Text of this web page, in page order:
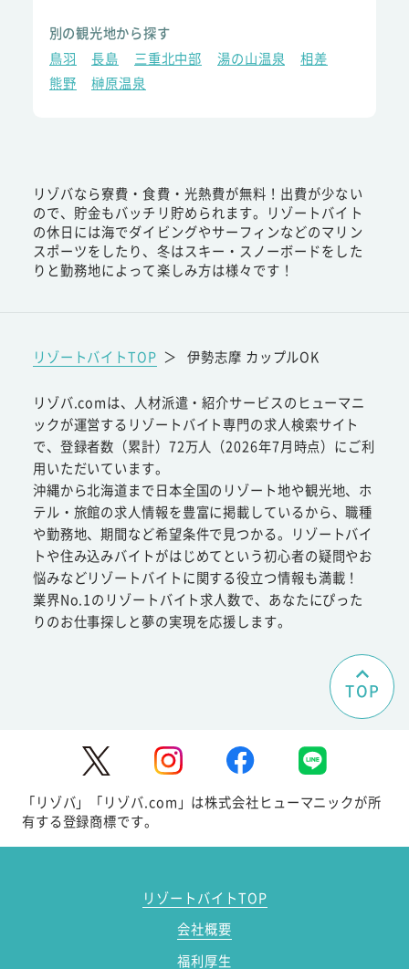
別の観光地から探す
鳥羽
長島 三重北中部 湯の山温泉
相差
熊野
榊原温泉
リゾバなら寮費・食費・光熱費が無料！出費が少ない
ので、貯金もバッチリ貯められます。リゾートバイト
の休日には海でダイビングやサーフィンなどのマリン
スポーツをしたり、冬はスキー・スノーボードをした
りと勤務地によって楽しみ方は様々です！
リゾートバイトTOP ＞ 伊勢志摩 カップルOK
リゾバ.comは、人材派遣・紹介サービスのヒューマニ
ックが運営するリゾートバイト専門の求人検索サイト
で、登録者数（累計）72万人（2026年7月時点）にご利
用いただいています。
沖縄から北海道まで日本全国のリゾート地や観光地、ホ
テル・旅館の求人情報を豊富に掲載しているから、職種
や勤務地、期間など希望条件で見つかる。リゾートバイ
トや住み込みバイトがはじめてという初心者の疑問やお
悩みなどリゾートバイトに関する役立つ情報も満載！
業界No.1のリゾートバイト求人数で、あなたにぴった
りのお仕事探しと夢の実現を応援します。
TOP
「リゾバ」「リゾバ.com」は株式会社ヒューマニックが所
有する登録商標です。
リゾートバイトTOP
会社概要
福利厚生